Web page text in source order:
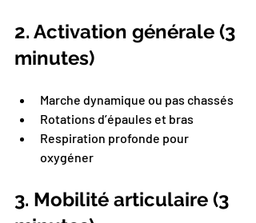
2. Activation générale (3
minutes)
Marche dynamique ou pas chassés
Rotations d’épaules et bras
Respiration profonde pour
oxygéner
3. Mobilité articulaire (3